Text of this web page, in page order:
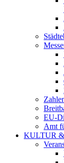
EU-
Amt
KULTUR